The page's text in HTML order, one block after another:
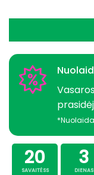
20
SAVAITĖSS
3
DIENAS